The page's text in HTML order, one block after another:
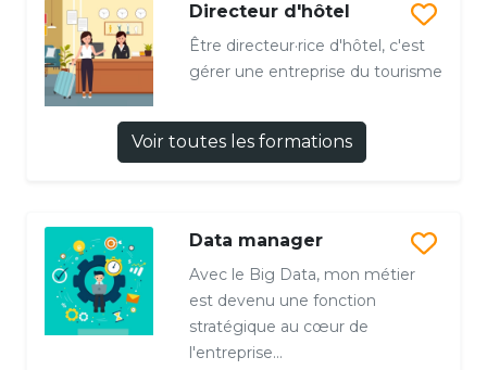
Directeur d'hôtel
Être directeur·rice d'hôtel, c'est
gérer une entreprise du tourisme
Voir toutes les formations
Data manager
Avec le Big Data, mon métier
est devenu une fonction
stratégique au cœur de
l'entreprise...